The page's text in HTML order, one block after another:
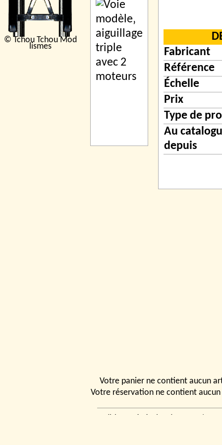
© Tchou Tchou Mod
lismes
Fabricant
Référence
Échelle
Prix
Type de
Au
depuis
Votre panier ne contient aucun
Votre réservation ne contient